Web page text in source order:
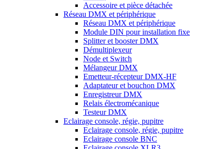
Accessoire et pièce détachée
Réseau DMX et périphérique
Réseau DMX et périphérique
Module DIN pour installation fixe
Splitter et booster DMX
Démultiplexeur
Node et Switch
Mélangeur DMX
Emetteur-récepteur DMX-HF
Adaptateur et bouchon DMX
Enregistreur DMX
Relais électromécanique
Testeur DMX
Eclairage console, régie, pupitre
Eclairage console, régie, pupitre
Eclairage console BNC